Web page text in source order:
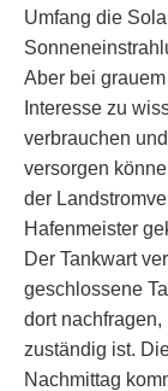
Umfang die
Aber bei
Interesse zu
verbrauchen
versorgen
der
Hafenmeister
Der Tankwart
geschlossene
dort nachfragen,
zuständig ist.
Nachmittag